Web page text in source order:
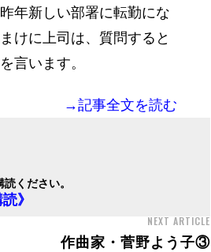
年新しい部署に転勤にな
けに上司は、質問すると
言います。
→記事全文を読む
ください。
》
NEXT ARTICLE
作曲家・菅野よう子③